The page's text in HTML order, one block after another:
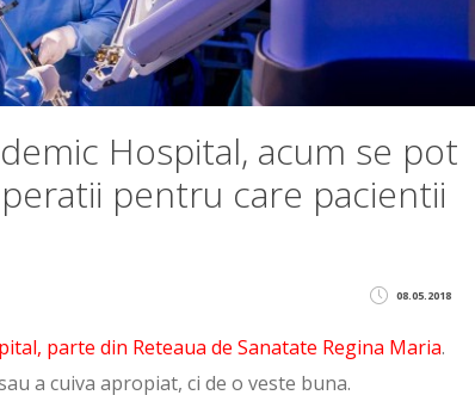
Hospital, acum se pot
pentru care pacientii
08.05.2018
parte din Reteaua de Sanatate Regina Maria.
a cuiva apropiat, ci de o veste buna.